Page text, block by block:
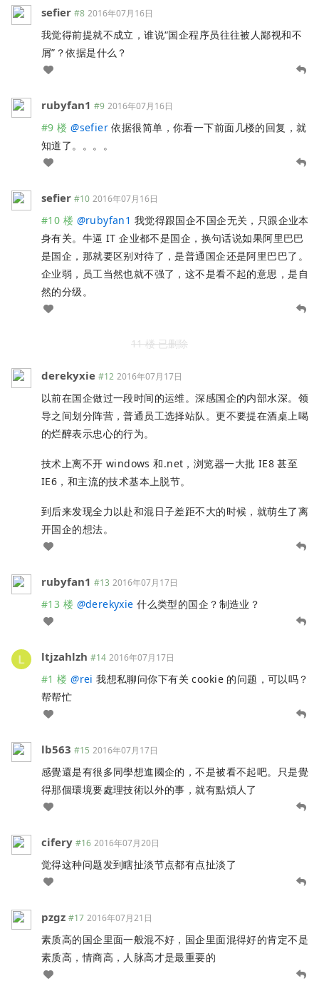
sefier #8 2016年07月16日
我觉得前提就不成立，谁说“国企程序员往往被人鄙视和不
屑”？依据是什么？
rubyfan1 #9 2016年07月16日
#9 楼 @sefier 依据很简单，你看一下前面几楼的回复，就
知道了。。。。
sefier #10 2016年07月16日
#10 楼 @rubyfan1 我觉得跟国企不国企无关，只跟企业本
身有关。牛逼 IT 企业都不是国企，换句话说如果阿里巴巴
是国企，那就要区别对待了，是普通国企还是阿里巴巴了。
企业弱，员工当然也就不强了，这不是看不起的意思，是自
然的分级。
11 楼 已删除
derekyxie #12 2016年07月17日
以前在国企做过一段时间的运维。深感国企的内部水深。领
导之间划分阵营，普通员工选择站队。更不要提在酒桌上喝
的烂醉表示忠心的行为。
技术上离不开 windows 和.net，浏览器一大批 IE8 甚至
IE6，和主流的技术基本上脱节。
到后来发现全力以赴和混日子差距不大的时候，就萌生了离
开国企的想法。
rubyfan1 #13 2016年07月17日
#13 楼 @derekyxie 什么类型的国企？制造业？
ltjzahlzh #14 2016年07月17日
#1 楼 @rei 我想私聊问你下有关 cookie 的问题，可以吗？
帮帮忙
lb563 #15 2016年07月17日
感覺還是有很多同學想進國企的，不是被看不起吧。只是覺
得那個環境要處理技術以外的事，就有點煩人了
cifery #16 2016年07月20日
觉得这种问题发到瞎扯淡节点都有点扯淡了
pzgz #17 2016年07月21日
素质高的国企里面一般混不好，国企里面混得好的肯定不是
素质高，情商高，人脉高才是最重要的